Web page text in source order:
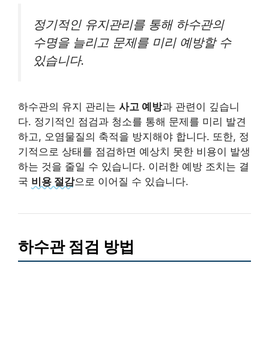
정기적인 유지관리를 통해 하수관의
수명을 늘리고 문제를 미리 예방할 수
있습니다.
하수관의 유지 관리는 사고 예방과 관련이 깊습니
다. 정기적인 점검과 청소를 통해 문제를 미리 발견
하고, 오염물질의 축적을 방지해야 합니다. 또한, 정
기적으로 상태를 점검하면 예상치 못한 비용이 발생
하는 것을 줄일 수 있습니다. 이러한 예방 조치는 결
국 비용 절감으로 이어질 수 있습니다.
하수관 점검 방법